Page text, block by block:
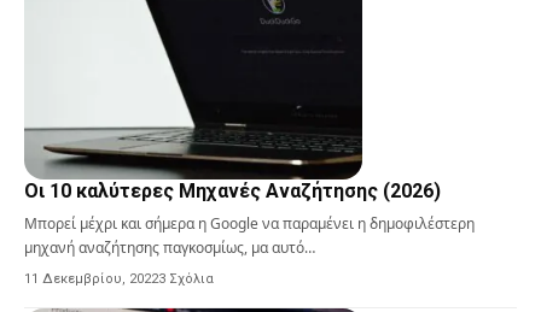
Οι 10 καλύτερες Μηχανές Αναζήτησης (2026)
Μπορεί μέχρι και σήμερα η Google να παραμένει η δημοφιλέστερη
μηχανή αναζήτησης παγκοσμίως, μα αυτό…
11 Δεκεμβρίου, 20223 Σχόλια